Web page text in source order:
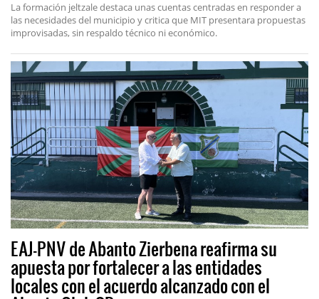
La formación jeltzale destaca unas cuentas centradas en responder a
las necesidades del municipio y critica que MIT presentara propuestas
improvisadas, sin respaldo técnico ni económico.
EAJ-PNV de Abanto Zierbena reafirma su
apuesta por fortalecer a las entidades
locales con el acuerdo alcanzado con el